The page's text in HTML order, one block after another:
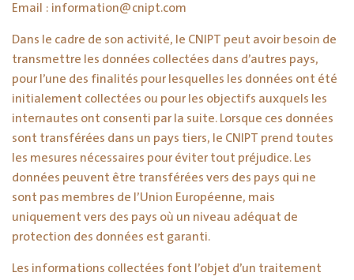
Email : information@cnipt.com
Dans le cadre de son activité, le CNIPT peut avoir besoin de
transmettre les données collectées dans d’autres pays,
pour l’une des finalités pour lesquelles les données ont été
initialement collectées ou pour les objectifs auxquels les
internautes ont consenti par la suite. Lorsque ces données
sont transférées dans un pays tiers, le CNIPT prend toutes
les mesures nécessaires pour éviter tout préjudice. Les
données peuvent être transférées vers des pays qui ne
sont pas membres de l’Union Européenne, mais
uniquement vers des pays où un niveau adéquat de
protection des données est garanti.
Les informations collectées font l’objet d’un traitement